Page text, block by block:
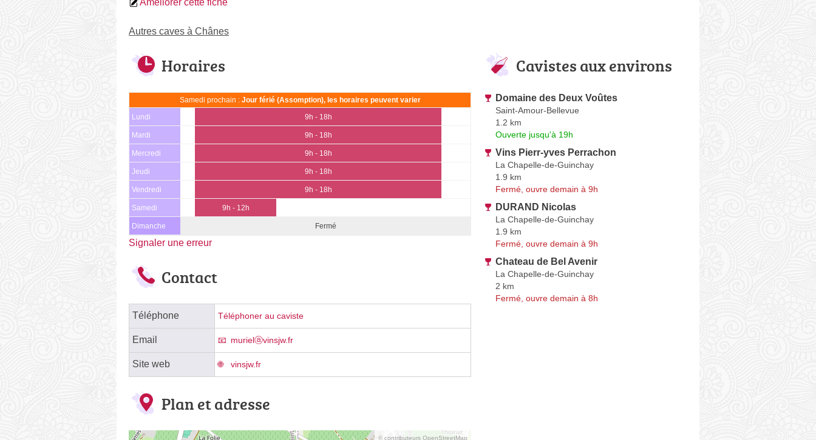
Autres caves à Chânes
Horaires
Samedi prochain : Jour férié (Assomption), les horaires peuvent varier
Lundi 9h - 18h
Mardi 9h - 18h
Mercredi 9h - 18h
Jeudi 9h - 18h
Vendredi 9h - 18h
Samedi 9h - 12h
Dimanche Fermé
Signaler une erreur
Contact
Téléphone Téléphoner au caviste
Email murielⓐvinsjw.fr
Site web vinsjw.fr
Plan et adresse
© contributeurs OpenStreetMap
Cavistes aux environs
Domaine des Deux Voûtes
Saint-Amour-Bellevue
1.2 km
Ouverte jusqu'à 19h
Vins Pierr-yves Perrachon
La Chapelle-de-Guinchay
1.9 km
Fermé, ouvre demain à 9h
DURAND Nicolas
La Chapelle-de-Guinchay
1.9 km
Fermé, ouvre demain à 9h
Chateau de Bel Avenir
La Chapelle-de-Guinchay
2 km
Fermé, ouvre demain à 8h